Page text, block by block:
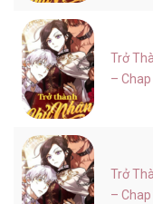
Trở
– Chap
Trở
– Chap